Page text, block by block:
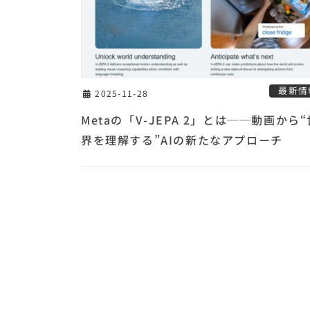
2025-11-28 最新
Metaの「V-JEPA 2」とは──動画から“
界を理解する”AIの新たなアプローチ